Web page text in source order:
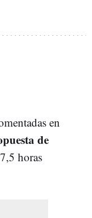
en
de
horas